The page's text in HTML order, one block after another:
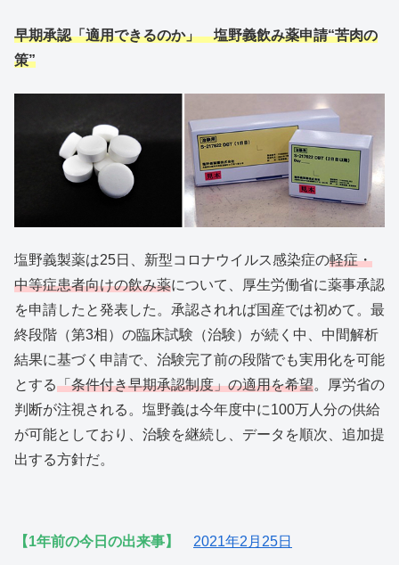
早期承認「適用できるのか」 塩野義飲み薬申請“苦肉の
策”
塩野義製薬は25日、新型コロナウイルス感染症の軽症・
中等症患者向けの飲み薬について、厚生労働省に薬事承認
を申請したと発表した。承認されれば国産では初めて。最
終段階（第3相）の臨床試験（治験）が続く中、中間解析
結果に基づく申請で、治験完了前の段階でも実用化を可能
とする「条件付き早期承認制度」の適用を希望。厚労省の
判断が注視される。塩野義は今年度中に100万人分の供給
が可能としており、治験を継続し、データを順次、追加提
出する方針だ。
【1年前の今日の出来事】 2021年2月25日